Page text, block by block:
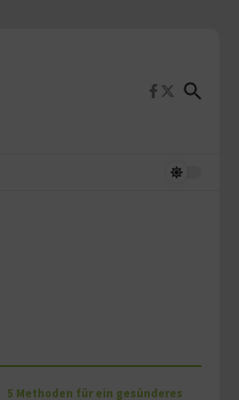
5 Methoden für ein gesünderes